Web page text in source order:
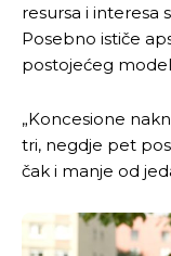
Pusti
Ovim putem
odlučili da pustite
Pusti
Ovim putem
odlučili da pustite
resursa i interesa
Posebno ističe
postojećeg
„Koncesione
tri, negdje pet
čak i manje od